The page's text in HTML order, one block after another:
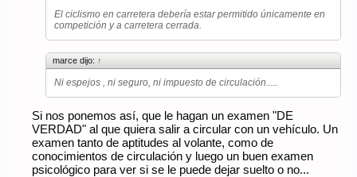
El ciclismo en carretera debería estar permitido únicamente en
competición y a carretera cerrada.
marce dijo: ↑
Ni espejos , ni seguro, ni impuesto de circulación.....
Si nos ponemos así, que le hagan un examen "DE
VERDAD" al que quiera salir a circular con un vehículo. Un
examen tanto de aptitudes al volante, como de
conocimientos de circulación y luego un buen examen
psicológico para ver si se le puede dejar suelto o no...